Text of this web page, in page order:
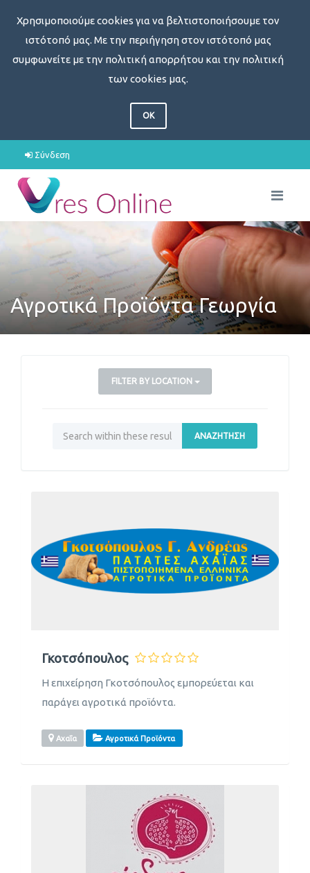
Χρησιμοποιούμε cookies για να βελτιστοποιήσουμε τον
ιστότοπό μας. Με την περιήγηση στον ιστότοπό μας
συμφωνείτε με την πολιτική απορρήτου και την πολιτική
των cookies μας.
OK
Σύνδεση
Αγροτικά Προϊόντα Γεωργία
FILTER BY LOCATION
ΑΝΑΖΉΤΗΣΗ
Γκοτσόπουλος
Η επιχείρηση Γκοτσόπουλος εμπορεύεται και
παράγει αγροτικά προϊόντα.
Αχαΐα Αγροτικά Προϊόντα